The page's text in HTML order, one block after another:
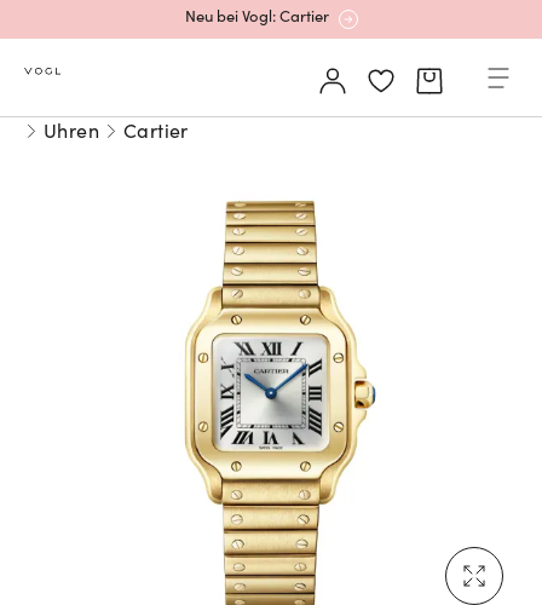
Neu bei Vogl: Cartier
Mehr erfahren: Ikonische Uhren von Cartier
Rolex Certified Pre-Owned entdecken
Neu bei Vogl: Uhren von Grand Seiko
Neu bei Vogl: Cartier
Mehr erfahren: Ikonische Uhren von Cartier
Uhren Cartier